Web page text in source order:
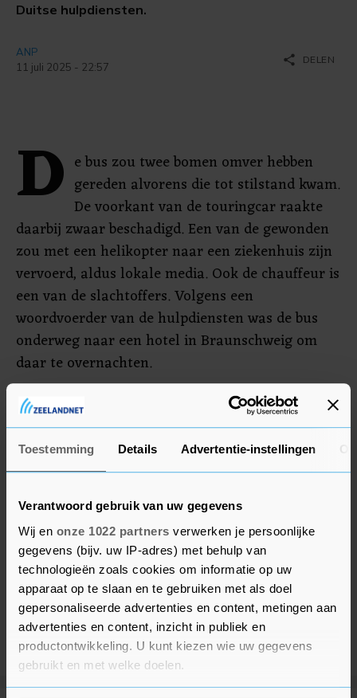
Toestemming Details Advertentie-instellingen
Verantwoord gebruik van uw gegevens
Wij en onze 1022 partners verwerken je persoonlijke
gegevens (bijv. uw IP-adres) met behulp van
technologieën zoals cookies om informatie op uw
apparaat op te slaan en te gebruiken met als doel
gepersonaliseerde advertenties en content, metingen aan
advertenties en content, inzicht in publiek en
productontwikkeling. U kunt kiezen wie uw gegevens
gebruikt en met welke doelen.
Duitse hulpdiensten.
ANP
11 juli 2025 - 22:57
share DELEN
D e bus zou twee bomen omver hebben
gereden alvorens die tot stilstand kwam.
De voorkant van de touringcar raakte
daarbij zwaar beschadigd. Een van de gewonden
zou met een helikopter naar een ziekenhuis zijn
vervoerd, aldus lokale media. Ook de chauffeur is
een van de slachtoffers. Volgens een
woordvoerder van de hulpdiensten was de bus
onderweg naar een hotel in Braunschweig om
daar te overnachten.